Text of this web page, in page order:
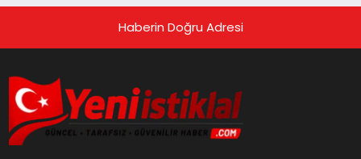
Haberin Doğru Adresi